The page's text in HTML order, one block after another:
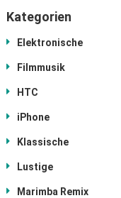
Kategorien
Elektronische
Filmmusik
HTC
iPhone
Klassische
Lustige
Marimba Remix